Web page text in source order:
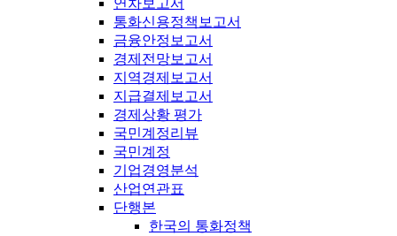
연차보고서
통화신용정책보고서
금융안정보고서
경제전망보고서
지역경제보고서
지급결제보고서
경제상황 평가
국민계정리뷰
국민계정
기업경영분석
산업연관표
단행본
한국의 통화정책